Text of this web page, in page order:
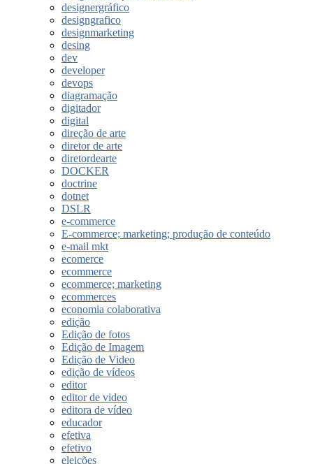
designergráfico
designgrafico
designmarketing
desing
dev
developer
devops
diagramação
digitador
digital
direção de arte
diretor de arte
diretordearte
DOCKER
doctrine
dotnet
DSLR
e-commerce
E-commerce; marketing; produção de conteúdo
e-mail mkt
ecomerce
ecommerce
ecommerce; marketing
ecommerces
economia colaborativa
edição
Edição de fotos
Edição de Imagem
Edição de Video
edição de vídeos
editor
editor de video
editora de vídeo
educador
efetiva
efetivo
eleições